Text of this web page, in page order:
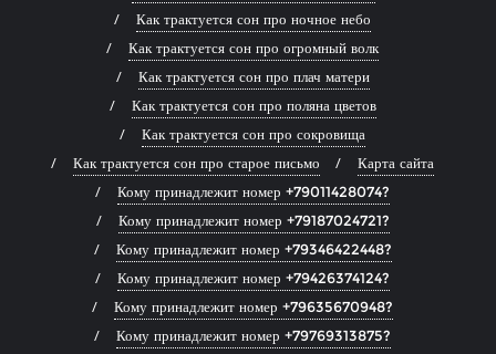
Как трактуется сон про ночное небо
Как трактуется сон про огромный волк
Как трактуется сон про плач матери
Как трактуется сон про поляна цветов
Как трактуется сон про сокровища
Как трактуется сон про старое письмо
Карта сайта
Кому принадлежит номер +79011428074?
Кому принадлежит номер +79187024721?
Кому принадлежит номер +79346422448?
Кому принадлежит номер +79426374124?
Кому принадлежит номер +79635670948?
Кому принадлежит номер +79769313875?